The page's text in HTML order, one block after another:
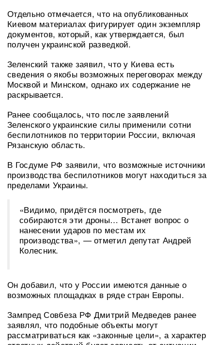
Отдельно отмечается, что на опубликованных
Киевом материалах фигурирует один экземпляр
документов, который, как утверждается, был
получен украинской разведкой.
Зеленский также заявил, что у Киева есть
сведения о якобы возможных переговорах между
Москвой и Минском, однако их содержание не
раскрывается.
Ранее сообщалось, что после заявлений
Зеленского украинские силы применили сотни
беспилотников по территории России, включая
Рязанскую область.
В Госдуме РФ заявили, что возможные источники
производства беспилотников могут находиться за
пределами Украины.
«Видимо, придётся посмотреть, где
собираются эти дроны… Встанет вопрос о
нанесении ударов по местам их
производства», — отметил депутат Андрей
Колесник.
Он добавил, что у России имеются данные о
возможных площадках в ряде стран Европы.
Зампред Совбеза РФ Дмитрий Медведев ранее
заявлял, что подобные объекты могут
рассматриваться как «законные цели», а характер